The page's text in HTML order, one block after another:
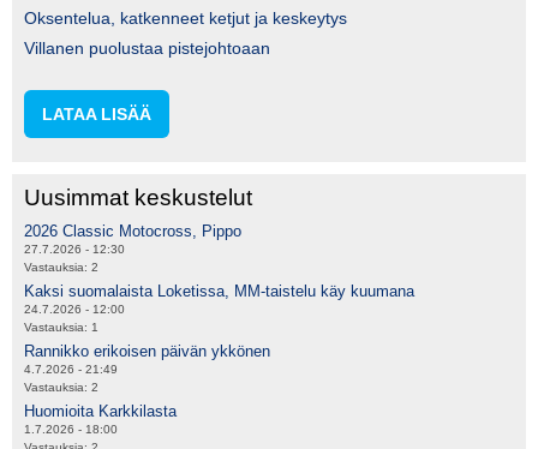
Oksentelua, katkenneet ketjut ja keskeytys
Villanen puolustaa pistejohtoaan
LATAA LISÄÄ
Uusimmat keskustelut
2026 Classic Motocross, Pippo
27.7.2026 - 12:30
Vastauksia: 2
Kaksi suomalaista Loketissa, MM-taistelu käy kuumana
24.7.2026 - 12:00
Vastauksia: 1
Rannikko erikoisen päivän ykkönen
4.7.2026 - 21:49
Vastauksia: 2
Huomioita Karkkilasta
1.7.2026 - 18:00